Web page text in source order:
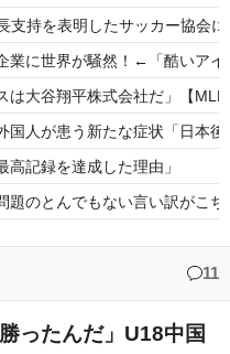
支持を表明したサッカー協会
業に世界が騒然！←「酷いア
は大谷翔平株式会社だ」【MLB
国人が患う新たな症状「日本
記録を達成した理由」
題のとんでもない言い訳が
りの割合であの国を挙げられ11
ったんだ」U18中国